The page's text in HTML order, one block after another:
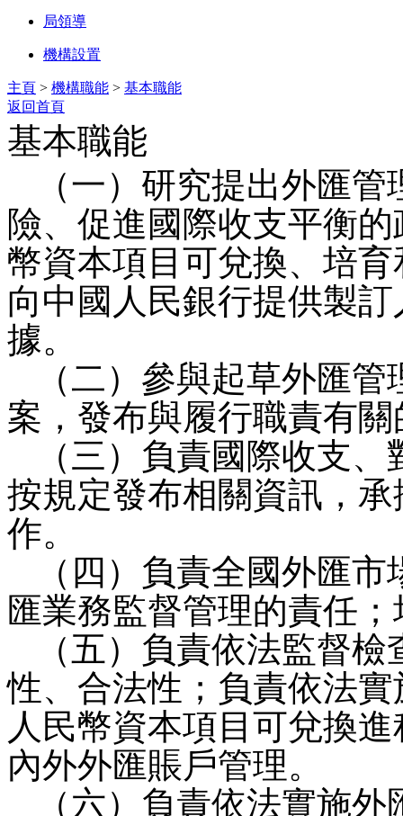
局領導
機構設置
主頁 > 機構職能 > 基本職能
返回首頁
基本職能
（一）研究提出外匯
險、促進國際收支平衡
幣資本項目可兌換、培
向中國人民銀行提供製
據。
（二）參與起草外匯
案，發布與履行職責有
（三）負責國際收支
按規定發布相關資訊，
作。
（四）負責全國外匯
匯業務監督管理的責任
（五）負責依法監督
性、合法性；負責依法
人民幣資本項目可兌換
內外外匯賬戶管理。
（六）負責依法實施